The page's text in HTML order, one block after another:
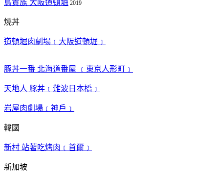
鳥貴族 大阪道頓堀 2019
燒丼
道頓堀肉劇場﹝大阪道頓堀﹞
豚丼一番 北海道番屋 ﹝東京人形町﹞
天地人 豚丼﹝難波日本橋﹞
岩屋肉劇場﹝神戶﹞
韓國
新村 站著吃烤肉﹝首爾﹞
新加坡